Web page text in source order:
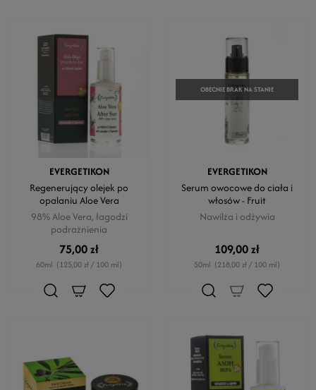
EVERGETIKON
Regenerujący olejek po
opalaniu Aloe Vera
98% Aloe Vera, łagodzi
podrażnienia
75,00 zł
60ml (125,00 zł / 100 ml)
OBECNIE BRAK NA STANIE
EVERGETIKON
Serum owocowe do ciała i
włosów - Fruit
Nawilża i odżywia
109,00 zł
50ml (218,00 zł / 100 ml)